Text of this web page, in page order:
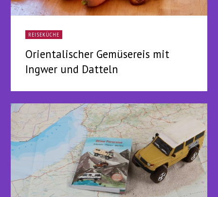
REISEKÜCHE
Orientalischer Gemüsereis mit
Ingwer und Datteln